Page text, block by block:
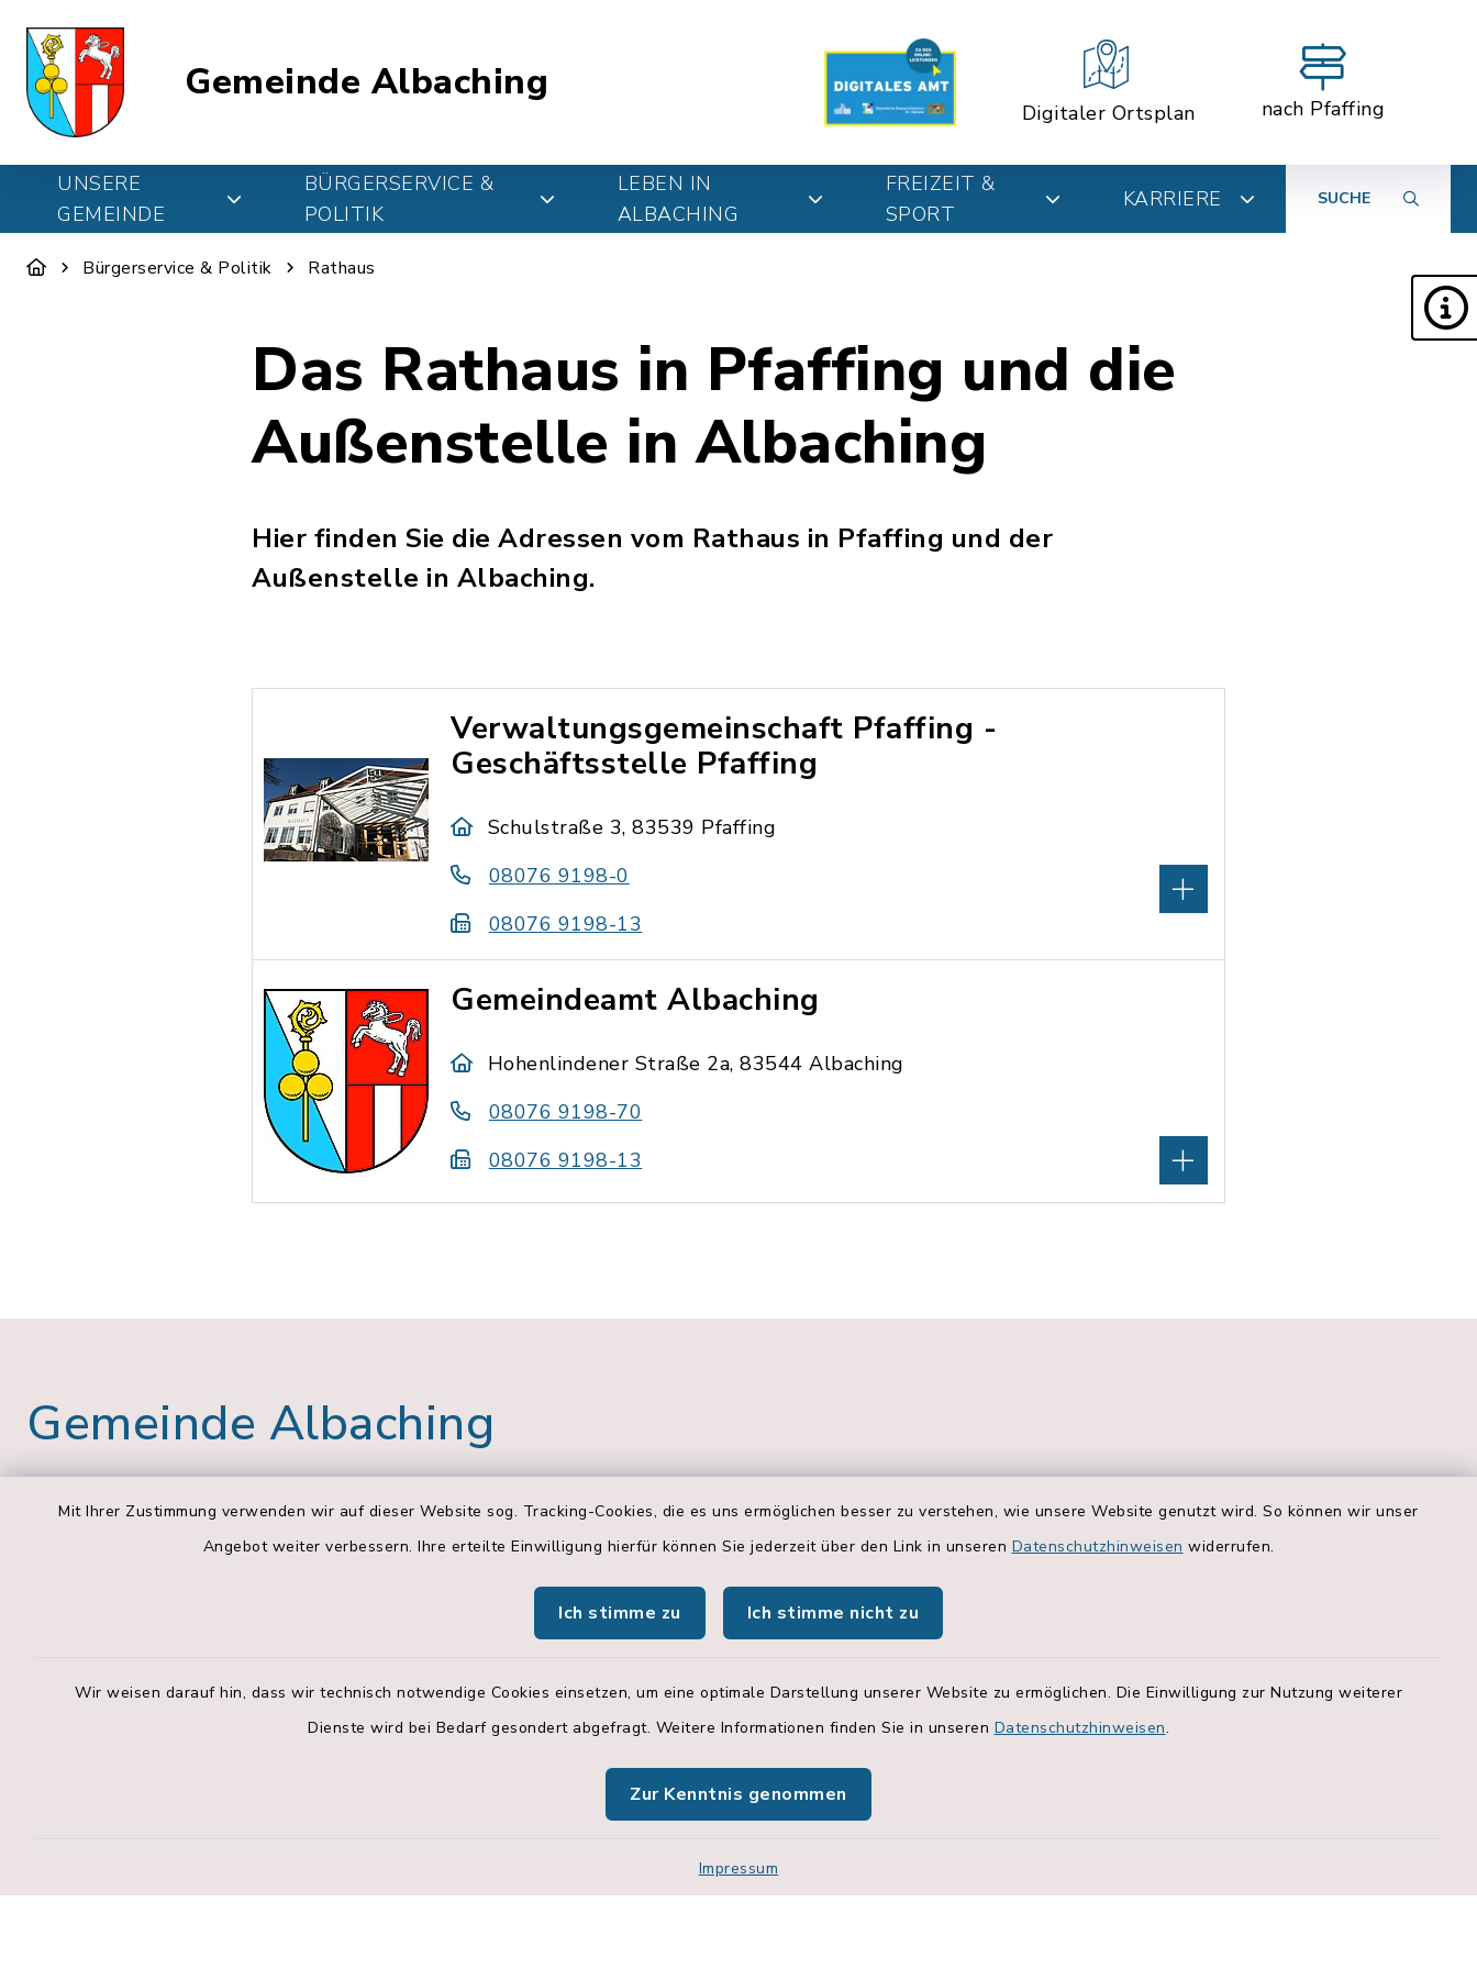
Mit Ihrer Zustimmung verwenden wir auf dieser Website sog. Tracking-Cookies, die es uns ermöglichen besser zu verstehen, wie unsere Website genutzt wird. So können wir unser
Angebot weiter verbessern. Ihre erteilte Einwilligung hierfür können Sie jederzeit über den Link in unseren Datenschutzhinweisen widerrufen.
Ich stimme zu Ich stimme nicht zu
Wir weisen darauf hin, dass wir technisch notwendige Cookies einsetzen, um eine optimale Darstellung unserer Website zu ermöglichen. Die Einwilligung zur Nutzung weiterer
Dienste wird bei Bedarf gesondert abgefragt. Weitere Informationen finden Sie in unseren Datenschutzhinweisen.
Zur Kenntnis genommen
Impressum
Gemeinde Albaching
Digitaler Ortsplan nach Pfaffing
UNSERE
GEMEINDE
BÜRGERSERVICE &
POLITIK
LEBEN IN
ALBACHING
FREIZEIT &
SPORT
KARRIERE SUCHE
Bürgerservice & Politik Rathaus
Das Rathaus in Pfaffing und die
Außenstelle in Albaching
Hier finden Sie die Adressen vom Rathaus in Pfaffing und der
Außenstelle in Albaching.
Verwaltungsgemeinschaft Pfaffing -
Geschäftsstelle Pfaffing
Schulstraße 3, 83539 Pfaffing
08076 9198-0
08076 9198-13
Gemeindeamt Albaching
Hohenlindener Straße 2a, 83544 Albaching
08076 9198-70
08076 9198-13
Gemeinde Albaching
Verwaltungsgemeinschaft
83544 Albaching
Öffnungszeiten in
Pfaffing, Schulstraße 3:
Montag zusätzlich:
14.00 bis 18.00 Uhr
Öffnungszeiten
Albaching,
Hohenlindener Str. 2a:
Dienstag:
Donnerstag:
14.00 bis 18.00 Uhr
Quicklinks
Geoportal
Hallenbelegungsplan